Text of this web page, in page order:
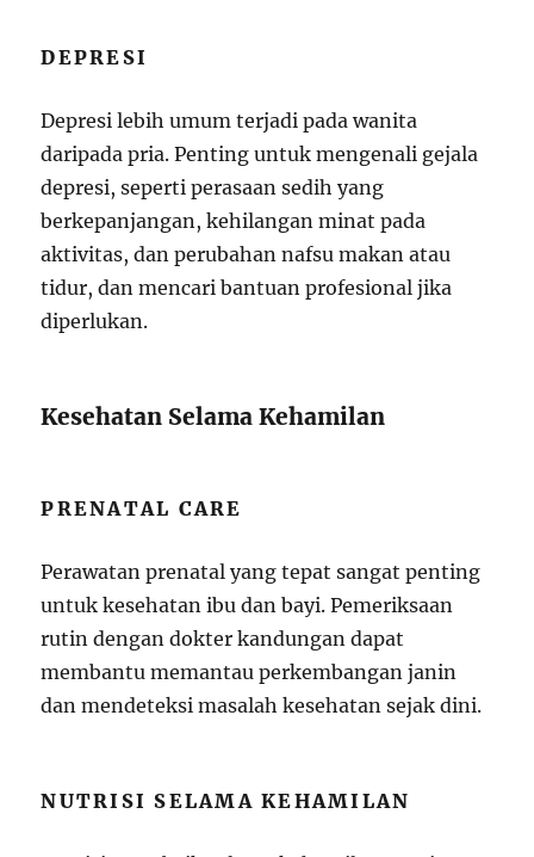
DEPRESI
Depresi lebih umum terjadi pada wanita
daripada pria. Penting untuk mengenali gejala
depresi, seperti perasaan sedih yang
berkepanjangan, kehilangan minat pada
aktivitas, dan perubahan nafsu makan atau
tidur, dan mencari bantuan profesional jika
diperlukan.
Kesehatan Selama Kehamilan
PRENATAL CARE
Perawatan prenatal yang tepat sangat penting
untuk kesehatan ibu dan bayi. Pemeriksaan
rutin dengan dokter kandungan dapat
membantu memantau perkembangan janin
dan mendeteksi masalah kesehatan sejak dini.
NUTRISI SELAMA KEHAMILAN